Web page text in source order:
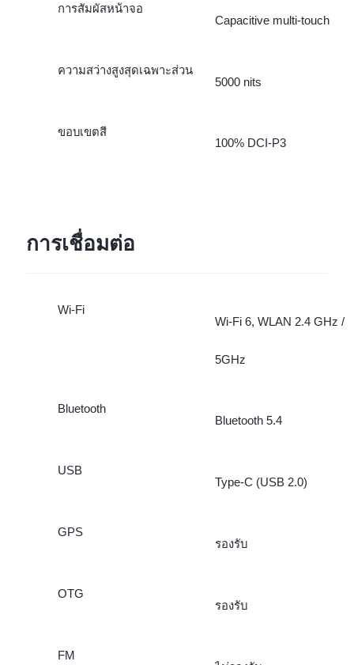
การสัมผัสหน้าจอ
Capacitive multi-touch
ความสว่างสูงสุดเฉพาะส่วน
5000 nits
ขอบเขตสี
100% DCI-P3
การเชื่อมต่อ
Wi-Fi
Wi-Fi 6, WLAN 2.4 GHz /
5GHz
Bluetooth
Bluetooth 5.4
USB
Type-C (USB 2.0)
GPS
รองรับ
OTG
รองรับ
FM